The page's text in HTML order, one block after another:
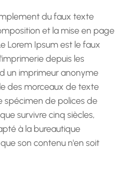
du faux texte
et la mise en page
Lorem Ipsum est le faux
depuis les
un imprimeur anonyme
des morceaux de texte
spécimen de polices de
survivre cinq siècles,
à la bureautique
son contenu n'en soit